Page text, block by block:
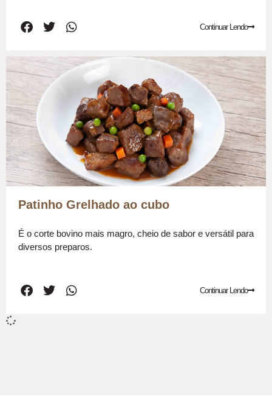
Continuar Lendo
Patinho Grelhado ao cubo
É o corte bovino mais magro, cheio de sabor e versátil para
diversos preparos.
Continuar Lendo